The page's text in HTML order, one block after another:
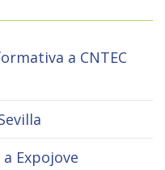
a CNTEC
Expojove